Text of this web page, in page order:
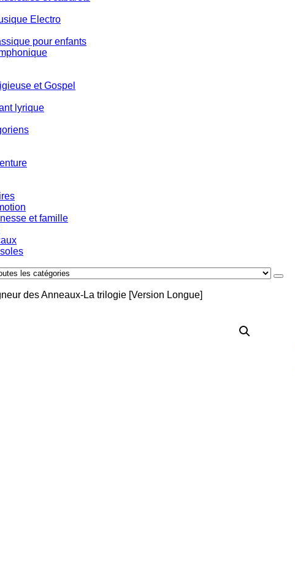
Electro
pour enfants
et Gospel
lyrique
et famille
des Anneaux-La trilogie [Version Longue]